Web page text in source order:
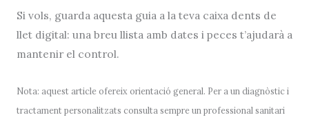
Si vols, guarda aquesta guia a la teva caixa dents de
lletdigital: una breu llista amb dates i peces t’ajudarà a
mantenir el control.
Nota: aquest article ofereix orientació general. Per a un diagnòstic i
tractament personalitzats consulta sempre un professional sanitari